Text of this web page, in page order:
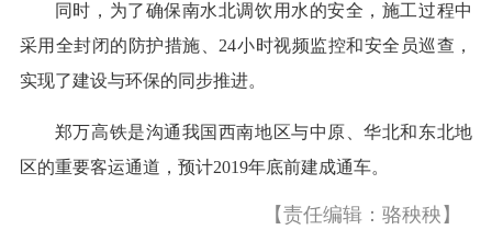
同时，为了确保南水北调饮用水的安全，施工过程中
采用全封闭的防护措施、24小时视频监控和安全员巡查，
实现了建设与环保的同步推进。
郑万高铁是沟通我国西南地区与中原、华北和东北地
区的重要客运通道，预计2019年底前建成通车。
【责任编辑：骆秧秧】